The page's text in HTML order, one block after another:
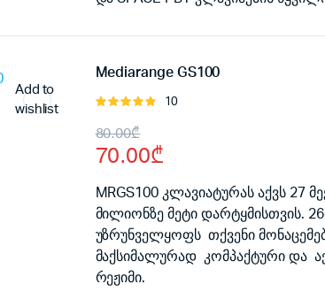
160.00₾.
140.00₾.
Add to
wishlist
Mediarange GS100
შეფასება
დან
10
80.00₾
Original
price
was:
80.00₾.
70.00₾
Current
price
is:
70.00₾.
MRGS100 კლავიატურას აქვს 27
მილიონზე მეტი დარტყმისთვის.
უზრუნველყოფს თქვენი
მაქსიმალურად კომპაქტური და
რეჟიმი.